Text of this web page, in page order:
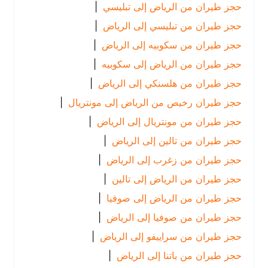
حجز طيران من الرياض إلى تبليسي |
حجز طيران من تبليسي إلى الرياض
|
حجز طيران من سكوبيه إلى الرياض
|
حجز طيران من الرياض إلى سكوبيه |
حجز طيران من هلسنكي إلى الرياض
|
حجز طيران رخيص من الرياض إلى مونتريال |
حجز طيران من مونتريال إلى الرياض
|
حجز طيران من تالين إلى الرياض
|
حجز طيران من زغرب إلى الرياض
|
حجز طيران من الرياض إلى تالين
|
حجز طيران من الرياض إلى صوفيا
|
حجز طيران من صوفيا إلى الرياض
|
حجز طيران من سراييفو إلى الرياض
|
حجز طيران من باتنا إلى الرياض
|